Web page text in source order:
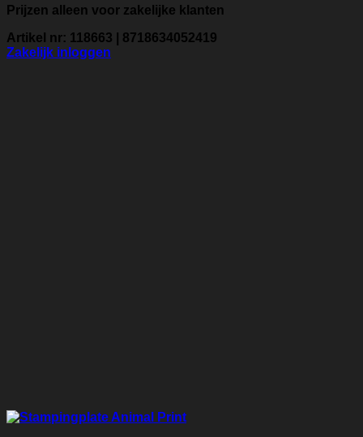
Prijzen alleen voor zakelijke klanten
Artikel nr: 118663 | 8718634052419
Zakelijk inloggen